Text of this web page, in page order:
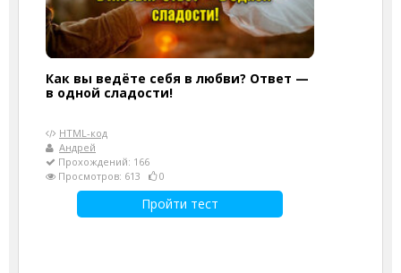
Как вы ведёте себя в любви? Ответ —
в одной сладости!
HTML-код
Андрей
Прохождений: 166
Просмотров: 613
0
Пройти тест